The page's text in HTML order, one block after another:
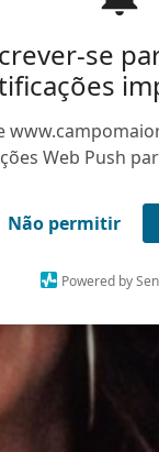
se
Web Push
Não permitir
Powered by